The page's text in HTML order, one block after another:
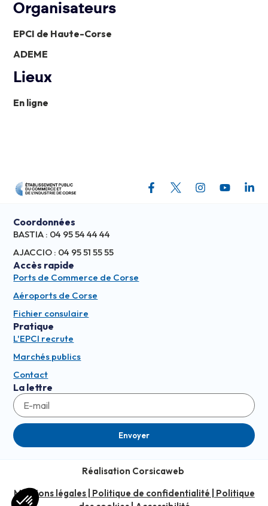
Organisateurs
EPCI de Haute-Corse
ADEME
Lieux
En ligne
Coordonnées
BASTIA : 04 95 54 44 44
AJACCIO : 04 95 51 55 55
Accès rapide
Ports de Commerce de Corse
Aéroports de Corse
Fichier consulaire
Pratique
L'EPCI recrute
Marchés publics
Contact
La lettre
Envoyer
Réalisation Corsicaweb
Mentions légales| Politique de confidentialité
Politique